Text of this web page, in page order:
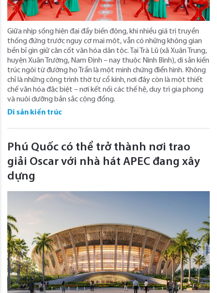
Giữa nhịp sống hiện đại đầy biến động, khi nhiều giá trị truyền
thống đứng trước nguy cơ mai một, vẫn có những không gian
bền bỉ gìn giữ căn cốt văn hóa dân tộc. Tại Trà Lũ (xã Xuân Trung,
huyện Xuân Trường, Nam Định – nay thuộc Ninh Bình), di sản kiến
trúc ngôi từ đường họ Trần là một minh chứng điển hình. Không
chỉ là những công trình thờ tự cổ kính, nơi đây còn là một thiết
chế văn hóa đặc biệt – nơi kết nối các thế hệ, duy trì gia phong
và nuôi dưỡng bản sắc cộng đồng.
Di sản kiến trúc
Phú Quốc có thể trở thành nơi trao
giải Oscar với nhà hát APEC đang xây
dựng